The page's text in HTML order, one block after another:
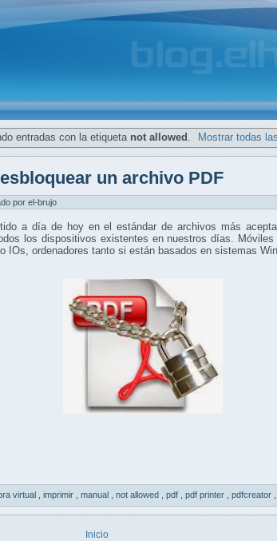
entradas con la etiqueta not allowed Mostrar todas
un archivo PDF
por el-brujo
a día de hoy en el estándar de archivos más
los dispositivos existentes en nuestros días.
IOs, ordenadores tanto si están basados en sistemas
virtual imprimir manual not allowed pdf pdf printer pdfcreator
Inicio